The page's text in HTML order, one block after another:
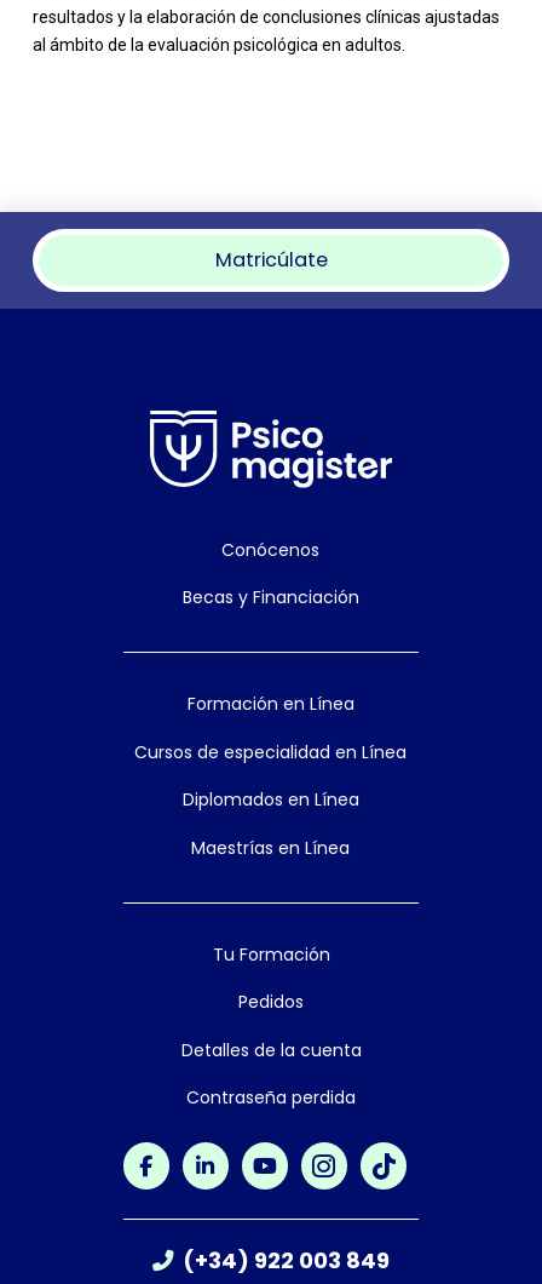
resultados y la elaboración de conclusiones clínicas ajustadas
al ámbito de la evaluación psicológica en adultos.
Matricúlate
Conócenos
Becas y Financiación
Formación en Línea
Cursos de especialidad en Línea
Diplomados en Línea
Maestrías en Línea
Tu Formación
Pedidos
Detalles de la cuenta
Contraseña perdida
(+34) 922 003 849